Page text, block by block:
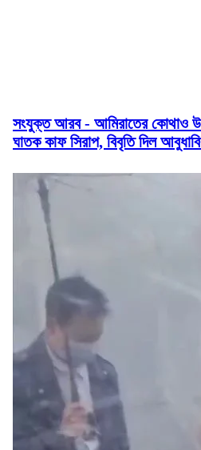
সংযুক্ত আরব - আমিরাতের কোথাও
ঘাতক কাফ সিরাপ, বিবৃতি দিল